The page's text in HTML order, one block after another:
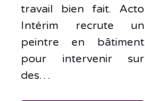
travail bien fait. Acto
Intérim recrute un
peintre en bâtiment
pour intervenir sur
des…